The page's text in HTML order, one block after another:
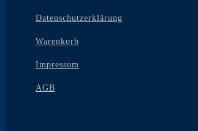
Datenschutzerklärung
Warenkorb
Impressum
AGB